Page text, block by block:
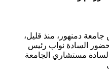
دمنهور، منذ قليل،
السادة نواب رئيس
مستشاري الجامعة